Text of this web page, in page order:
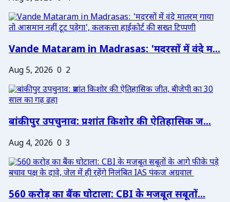
Vande Mataram in Madrasas: 'मदरसों में वंदे म...
Aug 5, 2026 0 2
बांकीपुर उपचुनाव: प्रशांत किशोर की ऐतिहासिक ज...
Aug 4, 2026 0 3
560 करोड़ का बैंक घोटाला: CBI के मजबूत सबूतों...